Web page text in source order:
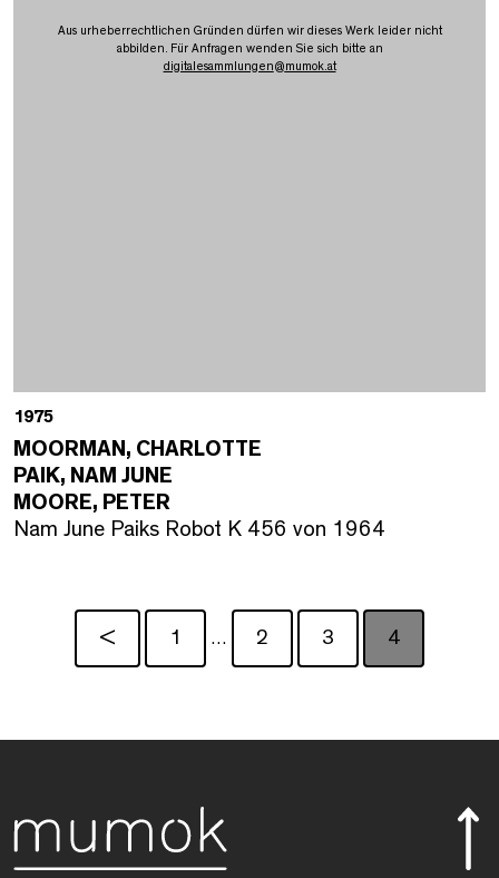
Aus urheberrechtlichen Gründen dürfen wir dieses Werk leider nicht
abbilden. Für Anfragen wenden Sie sich bitte an
digitalesammlungen@mumok.at
1975
MOORMAN, CHARLOTTE
PAIK, NAM JUNE
MOORE, PETER
Nam June Paiks Robot K 456 von 1964
< 1 … 2 3 4